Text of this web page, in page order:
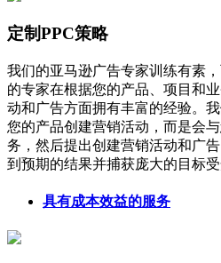
定制PPC策略
我们的亚马逊广告专家训练有素
的专家在根据您的产品、项目和
动和广告方面拥有丰富的经验。
您的产品创建营销活动，而是会
务，然后提出创建营销活动和广
到预期的结果并捕获庞大的目标受
具有成本效益的服务